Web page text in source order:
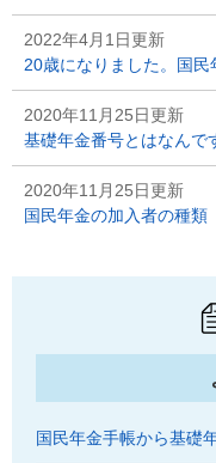
2022年4月1日更新
20歳になりました。国
2020年11月25日更新
基礎年金番号とはなんで
2020年11月25日更新
国民年金の加入者の種類
国民年金手帳から基礎